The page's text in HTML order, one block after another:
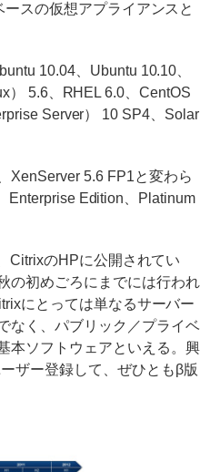
スの仮想アプライアンスと
10.04、Ubuntu 10.10、
） 5.6、RHEL 6.0、CentOS
Server） 10 SP4、Solar
5.6 FP1と変わら
Enterprise Edition、Platinum
CitrixのHPに公開されてい
の初めごろにまでには行われ
にとっては単なるサーバー
なく、パブリック／プライベ
本ソフトウェアといえる。興
ザー登録して、ぜひともβ版